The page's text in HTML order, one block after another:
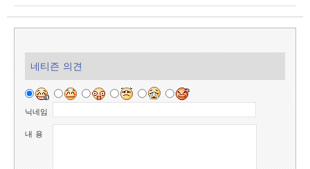
네티즌 의견
닉네임
내 용